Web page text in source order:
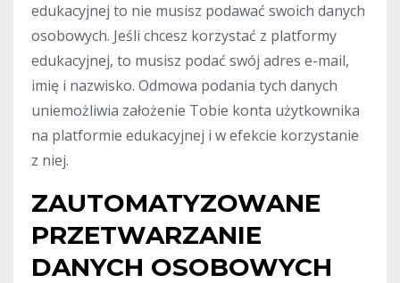
edukacyjnej to nie musisz podawać swoich danych
osobowych. Jeśli chcesz korzystać z platformy
edukacyjnej, to musisz podać swój adres e-mail,
imię i nazwisko. Odmowa podania tych danych
uniemożliwia założenie Tobie konta użytkownika
na platformie edukacyjnej i w efekcie korzystanie
z niej.
ZAUTOMATYZOWANE
PRZETWARZANIE
DANYCH OSOBOWYCH